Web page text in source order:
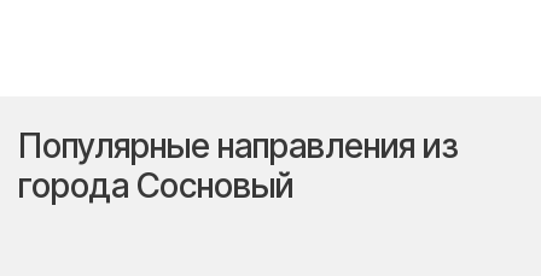
Популярные направления из
города Сосновый